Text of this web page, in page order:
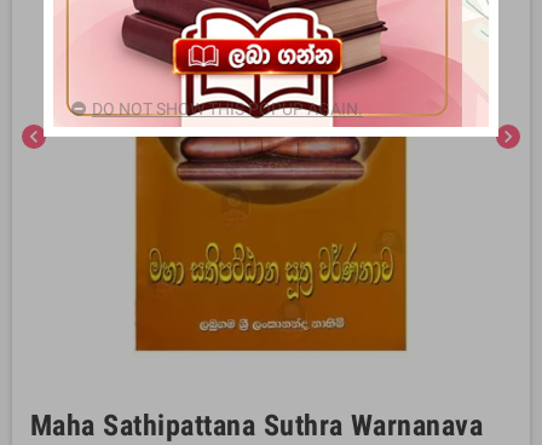
chevron_left chevron_right
Maha Sathipattana Suthra Warnanava
DO NOT SHOW THIS POPUP AGAIN.